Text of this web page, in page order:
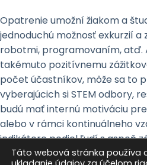
Opatrenie umožní žiakom a
jednoduchú možnosť exkurzií a
robotmi, programovaním, atď.
takémuto pozitívnemu
počet účastníkov, môže sa to
vyberajúcich si STEM odbory,
budú mať internú motiváciu
alebo v rámci kontinuálneho
indikátore podiel ľudí s aspoň
zručnosťami.
Táto webová stránka používa